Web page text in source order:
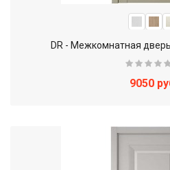
DR - Межкомнатная
9050